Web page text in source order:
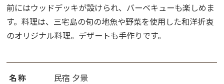
前にはウッドデッキが設けられ、バーベキューも楽しめま
す。料理は、三宅島の旬の地魚や野菜を使用した和洋折衷
のオリジナル料理。デザートも手作りです。
名称 民宿 夕景